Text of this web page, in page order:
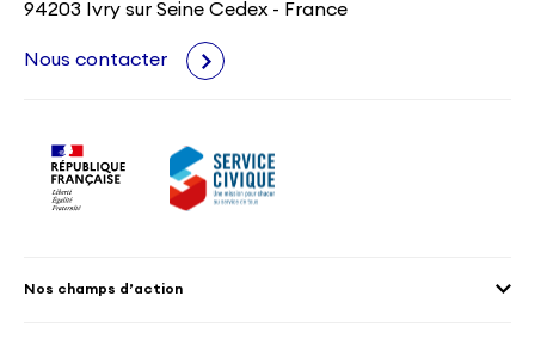
94203 Ivry sur Seine Cedex - France
Nous contacter
Nos champs d’action